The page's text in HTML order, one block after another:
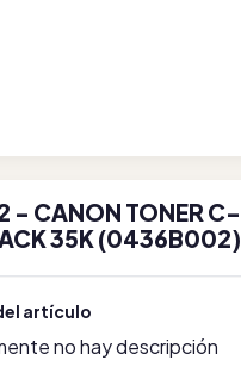
CANON TONER C-
35K (0436B002)
artículo
no hay descripción